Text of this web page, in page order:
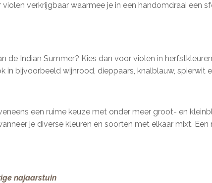
verkrijgbaar waarmee je in een handomdraai een
de Indian Summer? Kies dan voor violen in
in bijvoorbeeld wijnrood, dieppaars, knalblauw, spierwit
een ruime keuze met onder meer groot- en
je diverse kleuren en soorten met elkaar mixt.
najaarstuin